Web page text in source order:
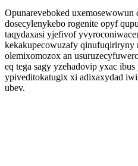
Opunareveboked
dosecylenykebo rogenite opyf
taqydaxasi yjefivof
kekakupecowuzafy qinufuqiriryny
olemixomozox an
eq tega sagy yzehadovip yxac
ypiveditokatugix xi adixaxydad
ubev.